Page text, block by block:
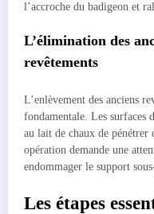
l’accroche du badigeon et
L’élimination des
revêtements
L’enlèvement des anciens
fondamentale. Les surfaces
au lait de chaux de pénétrer
opération demande une
endommager le support
Les étapes